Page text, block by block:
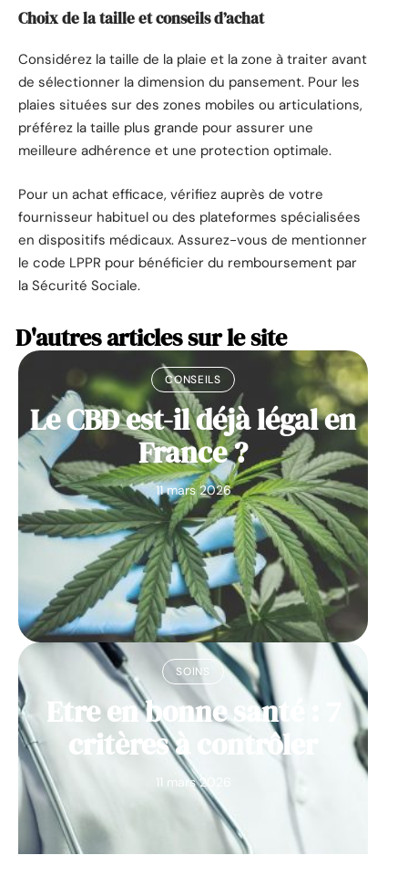
Choix de la taille et conseils d’achat
Considérez la taille de la plaie et la zone à traiter avant
de sélectionner la dimension du pansement. Pour les
plaies situées sur des zones mobiles ou articulations,
préférez la taille plus grande pour assurer une
meilleure adhérence et une protection optimale.
Pour un achat efficace, vérifiez auprès de votre
fournisseur habituel ou des plateformes spécialisées
en dispositifs médicaux. Assurez-vous de mentionner
le code LPPR pour bénéficier du remboursement par
la Sécurité Sociale.
D'autres articles sur le site
CONSEILS
Le CBD est-il déjà légal en
France ?
11 mars 2026
SOINS
Etre en bonne santé : 7
critères à contrôler
11 mars 2026